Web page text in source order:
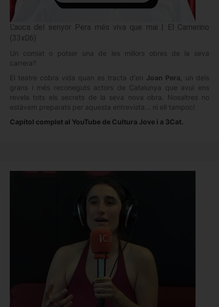
L'auca del senyor Pera més viva que mai | El Camerino
(33x06)
Un comiat o potser una de les millors obres de la seva
carrera?
El teatre cobra vida quan es tracta d'en Joan Pera , un dels
grans i més reconeguts actors de Catalunya que avui ens
revela tots els secrets de la seva nova obra. Nosaltres no
estàvem preparats per aquesta entrevista... ni ell tampoc!
Capítol complet al YouTube de Cultura Jove i a 3Cat.